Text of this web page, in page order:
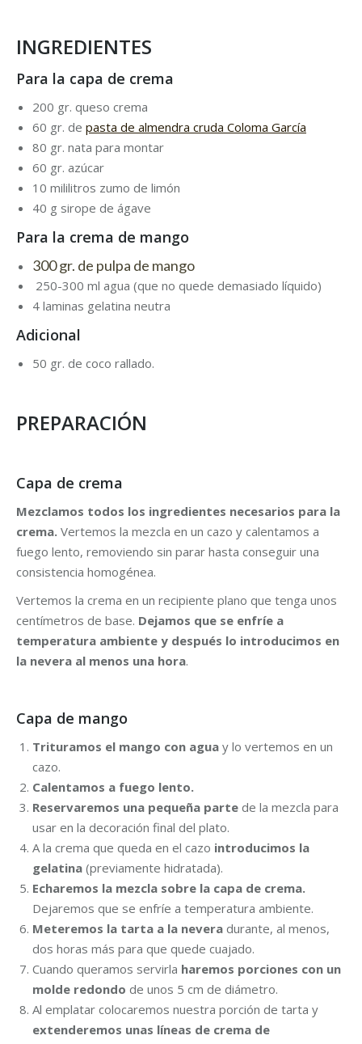
INGREDIENTES
Para la capa de crema
200 gr. queso crema
60 gr. de pasta de almendra cruda Coloma García
80 gr. nata para montar
60 gr. azúcar
10 mililitros zumo de limón
40 g sirope de ágave
Para la crema de mango
300 gr. de pulpa de mango
250-300 ml agua (que no quede demasiado líquido)
4 laminas gelatina neutra
Adicional
50 gr. de coco rallado.
PREPARACIÓN
Capa de crema
Mezclamos todos los ingredientes necesarios para la
crema. Vertemos la mezcla en un cazo y calentamos a
fuego lento, removiendo sin parar hasta conseguir una
consistencia homogénea.
Vertemos la crema en un recipiente plano que tenga unos
centímetros de base. Dejamos que se enfríe a
temperatura ambiente y después lo introducimos en
la nevera al menos una hora.
Capa de mango
Trituramos el mango con agua y lo vertemos en un
cazo.
Calentamos a fuego lento.
Reservaremos una pequeña parte de la mezcla para
usar en la decoración final del plato.
A la crema que queda en el cazo introducimos la
gelatina (previamente hidratada).
Echaremos la mezcla sobre la capa de crema.
Dejaremos que se enfríe a temperatura ambiente.
Meteremos la tarta a la nevera durante, al menos,
dos horas más para que quede cuajado.
Cuando queramos servirla haremos porciones con un
molde redondo de unos 5 cm de diámetro.
Al emplatar colocaremos nuestra porción de tarta y
extenderemos unas líneas de crema de